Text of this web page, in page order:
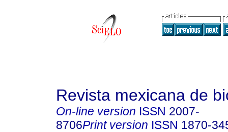
Revista mexicana de
On-line version ISSN 2007-
8706Print version ISSN 1870-